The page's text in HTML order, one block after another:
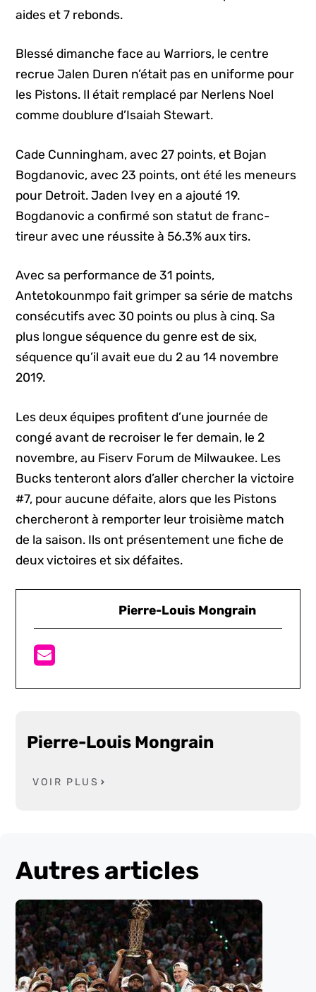
aides et 7 rebonds.
Blessé dimanche face au Warriors, le centre
recrue Jalen Duren n’était pas en uniforme pour
les Pistons. Il était remplacé par Nerlens Noel
comme doublure d’Isaiah Stewart.
Cade Cunningham, avec 27 points, et Bojan
Bogdanovic, avec 23 points, ont été les meneurs
pour Detroit. Jaden Ivey en a ajouté 19.
Bogdanovic a confirmé son statut de franc-
tireur avec une réussite à 56.3% aux tirs.
Avec sa performance de 31 points,
Antetokounmpo fait grimper sa série de matchs
consécutifs avec 30 points ou plus à cinq. Sa
plus longue séquence du genre est de six,
séquence qu’il avait eue du 2 au 14 novembre
2019.
Les deux équipes profitent d’une journée de
congé avant de recroiser le fer demain, le 2
novembre, au Fiserv Forum de Milwaukee. Les
Bucks tenteront alors d’aller chercher la victoire
#7, pour aucune défaite, alors que les Pistons
chercheront à remporter leur troisième match
de la saison. Ils ont présentement une fiche de
deux victoires et six défaites.
Pierre-Louis Mongrain
Pierre-Louis Mongrain
VOIR PLUS
Autres articles